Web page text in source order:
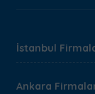
İstanbul
Ankara